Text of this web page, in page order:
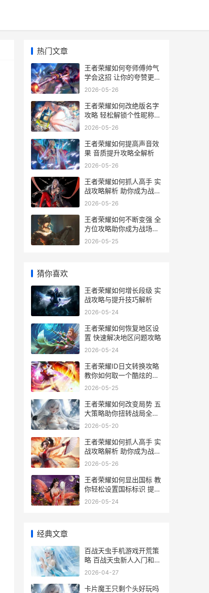
热门文章
王者荣耀如何夸师傅帅气
学会这招 让你的夸赞更添
风采
2026-05-26
王者荣耀如何改绝版名字
攻略 轻松解锁个性昵称
告别单调
2026-05-26
王者荣耀如何提高声音效
果 音质提升攻略全解析
2026-05-26
王者荣耀如何抓人高手 实
战攻略解析 助你成为战场
猎手
2026-05-26
王者荣耀如何不断变强 全
方位攻略助你成为战场霸
主
2026-05-25
猜你喜欢
王者荣耀如何增长段级 实
战攻略与提升技巧解析
2026-05-24
王者荣耀如何恢复地区设
置 快速解决地区问题攻略
2026-05-24
王者荣耀ID日文转换攻略
教你如何取一个酷炫的日
文ID
2026-05-25
王者荣耀如何改变局势 五
大策略助你扭转战局全解
析
2026-05-20
王者荣耀如何抓人高手 实
战攻略解析 助你成为战场
猎手
2026-05-26
王者荣耀如何显出国标 教
你轻松设置国标标识 提升
游戏形象
2026-05-24
经典文章
百战天虫手机游戏开荒策
略 百战天虫新人入门和资
源规划详细解答 百战天虫
2026-04-27
卡片魔王只剩个头好玩吗